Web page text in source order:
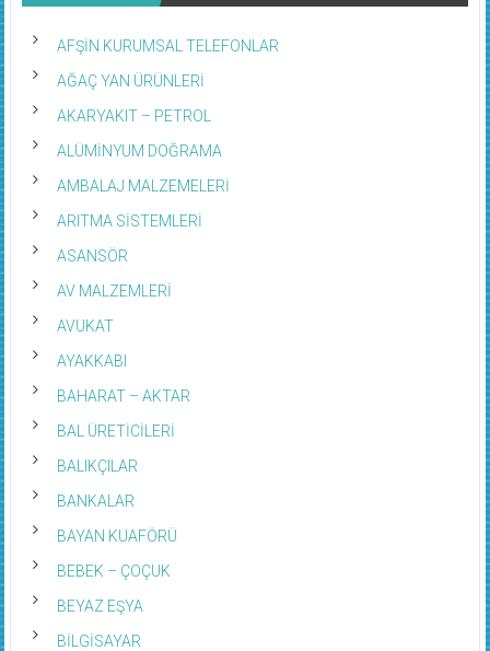
AFŞİN KURUMSAL TELEFONLAR
AĞAÇ YAN ÜRÜNLERİ
AKARYAKIT – PETROL
ALÜMİNYUM DOĞRAMA
AMBALAJ MALZEMELERİ
ARITMA SİSTEMLERİ
ASANSÖR
AV MALZEMLERİ
AVUKAT
AYAKKABI
BAHARAT – AKTAR
BAL ÜRETİCİLERİ
BALIKÇILAR
BANKALAR
BAYAN KUAFÖRÜ
BEBEK – ÇOÇUK
BEYAZ EŞYA
BİLGİSAYAR